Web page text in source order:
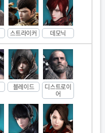
스트라이커 데모닉
블레이드 디스트로이
어